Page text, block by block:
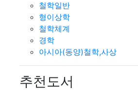
철학일반
형이상학
철학체계
경학
아시아(동양)철학,사상
추천도서